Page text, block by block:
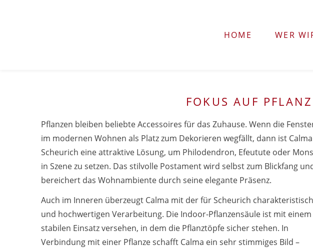
HOME WER
FOKUS AUF
Pflanzen bleiben beliebte Accessoires für das Zuhause. Wenn die
im modernen Wohnen als Platz zum Dekorieren wegfällt, dann ist
Scheurich eine attraktive Lösung, um Philodendron, Efeutute oder
in Szene zu setzen. Das stilvolle Postament wird selbst zum Blickfang
bereichert das Wohnambiente durch seine elegante Präsenz.
Auch im Inneren überzeugt Calma mit der für Scheurich
und hochwertigen Verarbeitung. Die Indoor-Pflanzensäule ist mit einem
stabilen Einsatz versehen, in dem die Pflanztöpfe sicher stehen. In
Verbindung mit einer Pflanze schafft Calma ein sehr stimmiges Bild –